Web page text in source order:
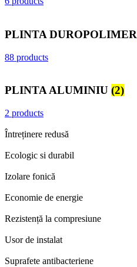
PLINTA DUROPOLIMER
88 products
PLINTA ALUMINIU (2)
2 products
Întreținere redusă
Ecologic si durabil
Izolare fonică
Economie de energie
Rezistență la compresiune
Usor de instalat
Suprafete antibacteriene